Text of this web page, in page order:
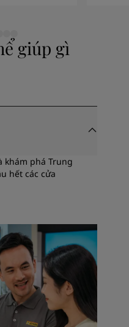
giúp gì
khám phá Trung
hết các cửa